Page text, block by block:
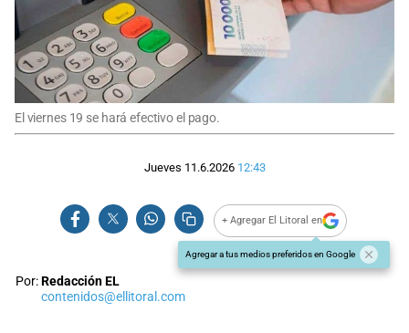
El viernes 19 se hará efectivo el pago.
Jueves 11.6.2026 12:43
+ Agregar El Litoral en
Agregar a tus medios preferidos en Google
Por:Redacción EL
contenidos@ellitoral.com